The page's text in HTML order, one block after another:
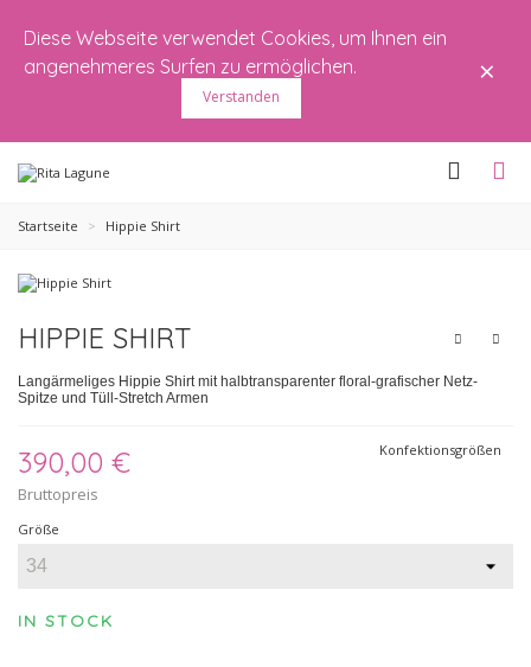
Diese Webseite verwendet Cookies, um Ihnen ein
angenehmeres Surfen zu ermöglichen.
Verstanden
×
Startseite > Hippie Shirt
HIPPIE SHIRT
Langärmeliges Hippie Shirt mit halbtransparenter floral-grafischer Netz-
Spitze und Tüll-Stretch Armen
390,00 €
Bruttopreis
Konfektionsgrößen
Größe
IN STOCK